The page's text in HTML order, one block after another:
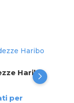
Haribo
per